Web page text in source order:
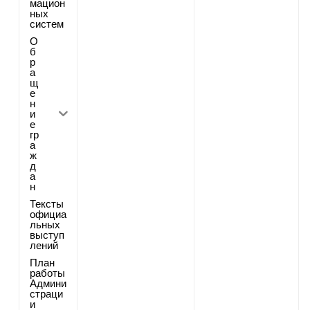
мацион
ных
систем
О
б
р
а
щ
е
н
и
е
гр
а
ж
д
а
н
Тексты
официа
льных
выступ
лений
План
работы
Админи
страци
и